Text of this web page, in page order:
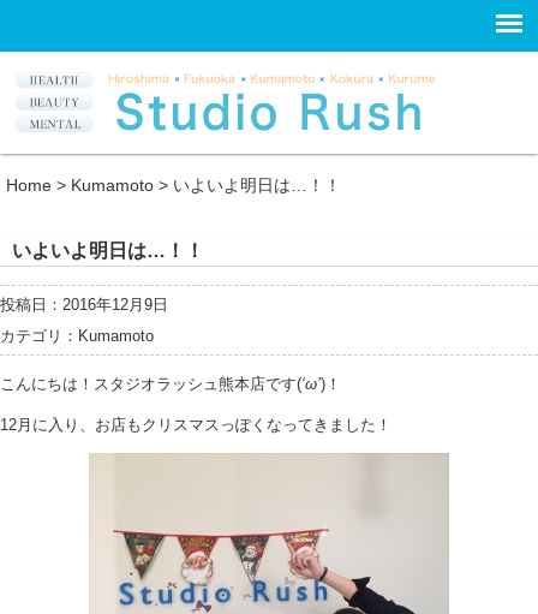
Home > Kumamoto > いよいよ明日は…！！
いよいよ明日は…！！
投稿日：2016年12月9日
カテゴリ： Kumamoto
こんにちは！スタジオラッシュ熊本店です(‘ω’)！
12月に入り、お店もクリスマスっぽくなってきました！